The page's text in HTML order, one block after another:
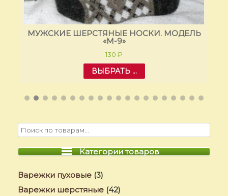
МУЖСКИЕ ШЕРСТЯНЫЕ НОСКИ. МОДЕЛЬ
«M-9»
130 ₽
ВЫБРАТЬ ...
Категории товаров
Варежки пуховые (3)
Варежки шерстяные (42)